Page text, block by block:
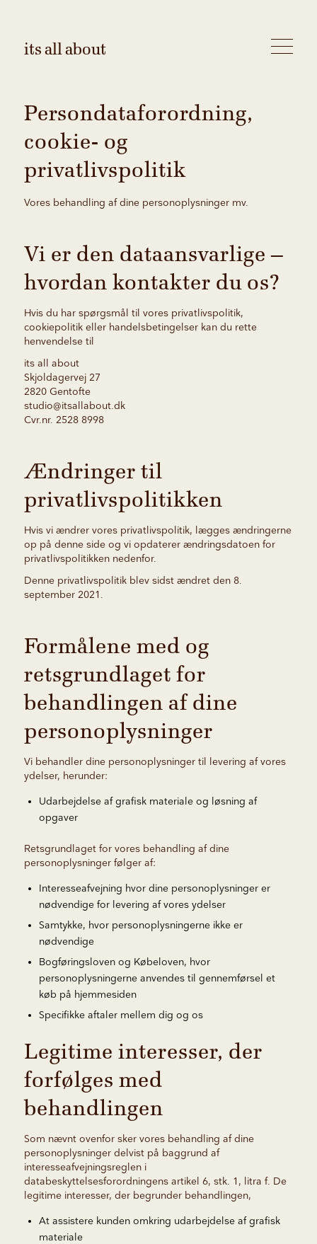
its all about
Persondataforordning,
cookie- og
privatlivspolitik
Vores behandling af dine personoplysninger mv.
Vi er den dataansvarlige –
hvordan kontakter du os?
Hvis du har spørgsmål til vores privatlivspolitik,
cookiepolitik eller handelsbetingelser kan du rette
henvendelse til
its all about
Skjoldagervej 27
2820 Gentofte
studio@itsallabout.dk
Cvr.nr. 2528 8998
Ændringer til
privatlivspolitikken
Hvis vi ændrer vores privatlivspolitik, lægges ændringerne
op på denne side og vi opdaterer ændringsdatoen for
privatlivspolitikken nedenfor.
Denne privatlivspolitik blev sidst ændret den 8.
september 2021.
Formålene med og
retsgrundlaget for
behandlingen af dine
personoplysninger
Vi behandler dine personoplysninger til levering af vores
ydelser, herunder:
Udarbejdelse af grafisk materiale og løsning af
opgaver
Retsgrundlaget for vores behandling af dine
personoplysninger følger af:
Interesseafvejning hvor dine personoplysninger er
nødvendige for levering af vores ydelser
Samtykke, hvor personoplysningerne ikke er
nødvendige
Bogføringsloven og Købeloven, hvor
personoplysningerne anvendes til gennemførsel et
køb på hjemmesiden
Specifikke aftaler mellem dig og os
Legitime interesser, der
forfølges med
behandlingen
Som nævnt ovenfor sker vores behandling af dine
personoplysninger delvist på baggrund af
interesseafvejningsreglen i
databeskyttelsesforordningens artikel 6, stk. 1, litra f. De
legitime interesser, der begrunder behandlingen,
At assistere kunden omkring udarbejdelse af grafisk
materiale